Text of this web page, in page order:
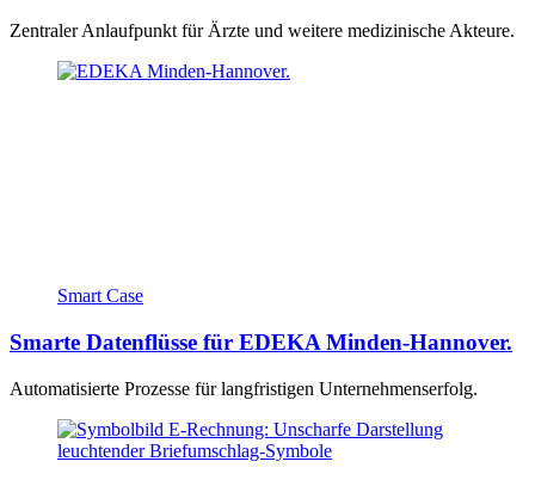
Zentraler Anlaufpunkt für Ärzte und weitere medizinische Akteure.
Smart Case
Smarte Datenflüsse für EDEKA Minden-Hannover.
Automatisierte Prozesse für langfristigen Unternehmenserfolg.